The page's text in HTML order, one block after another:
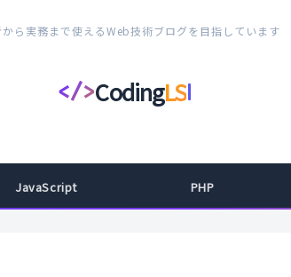
ら実務まで使えるWeb技術ブログを目指しています
</>CodingLS
コ
ィ
JavaScript PHP